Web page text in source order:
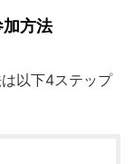
方法
以下4ステップ